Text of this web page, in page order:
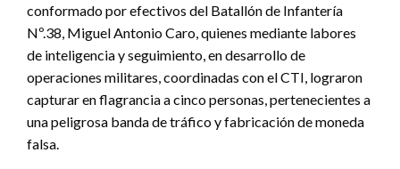
conformado por efectivos del Batallón de Infantería
Nº.38, Miguel Antonio Caro, quienes mediante labores
de inteligencia y seguimiento, en desarrollo de
operaciones militares, coordinadas con el CTI, lograron
capturar en flagrancia a cinco personas, pertenecientes a
una peligrosa banda de tráfico y fabricación de moneda
falsa.